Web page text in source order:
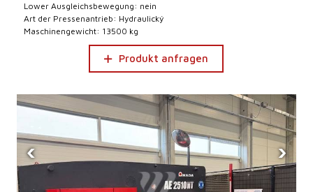
Lower Ausgleichsbewegung: nein
Art der Pressenantrieb: Hydraulický
Maschinengewicht: 13500 kg
Produkt anfragen
‹ ›